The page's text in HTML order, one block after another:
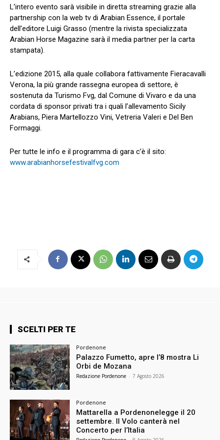
L’intero evento sarà visibile in diretta streaming grazie alla
partnership con la web tv di Arabian Essence, il portale
dell’editore Luigi Grasso (mentre la rivista specializzata
Arabian Horse Magazine sarà il media partner per la carta
stampata).
L’edizione 2015, alla quale collabora fattivamente Fieracavalli
Verona, la più grande rassegna europea di settore, è
sostenuta da Turismo Fvg, dal Comune di Vivaro e da una
cordata di sponsor privati tra i quali l’allevamento Sicily
Arabians, Piera Martellozzo Vini, Vetreria Valeri e Del Ben
Formaggi.
Per tutte le info e il programma di gara c’è il sito:
www.arabianhorsefestivalfvg.com
SCELTI PER TE
Pordenone
Palazzo Fumetto, apre l’8 mostra Li
Orbi de Mozana
Redazione Pordenone - 7 Agosto 2026
Pordenone
Mattarella a Pordenonelegge il 20
settembre. Il Volo canterà nel
Concerto per l’Italia